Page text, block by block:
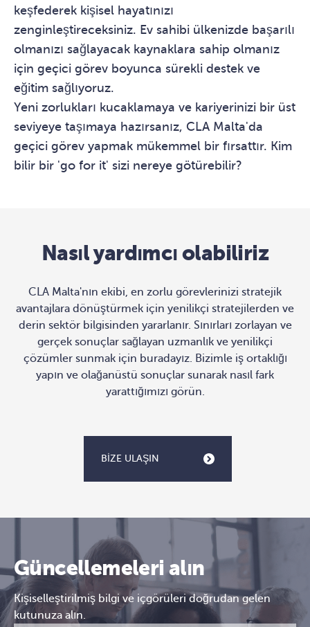
keşfederek kişisel hayatınızı
zenginleştireceksiniz. Ev sahibi ülkenizde başarılı
olmanızı sağlayacak kaynaklara sahip olmanız
için geçici görev boyunca sürekli destek ve
eğitim sağlıyoruz.
Yeni zorlukları kucaklamaya ve kariyerinizi bir üst
seviyeye taşımaya hazırsanız, CLA Malta'da
geçici görev yapmak mükemmel bir fırsattır. Kim
bilir bir 'go for it' sizi nereye götürebilir?
Nasıl yardımcı olabiliriz
CLA Malta'nın ekibi, en zorlu görevlerinizi stratejik
avantajlara dönüştürmek için yenilikçi stratejilerden ve
derin sektör bilgisinden yararlanır. Sınırları zorlayan ve
gerçek sonuçlar sağlayan uzmanlık ve yenilikçi
çözümler sunmak için buradayız. Bizimle iş ortaklığı
yapın ve olağanüstü sonuçlar sunarak nasıl fark
yarattığımızı görün.
BİZE ULAŞIN
Güncellemeleri alın
Kişiselleştirilmiş bilgi ve içgörüleri doğrudan gelen
kutunuza alın.